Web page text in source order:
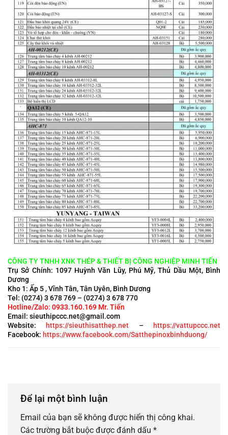
CÔNG TY TNHH XNK THÉP & THIẾT BỊ CÔNG NGHIỆP MINH TIẾN
Trụ Sở Chính: 1097 Huỳnh Văn Lũy, Phú Mỹ, Thủ Dầu Một, Bình
Dương
Kho 1: Ấp 5 , Vĩnh Tân, Tân Uyên, Bình Dương
Tel: (0274) 3 678 769 – (0274) 3 678 770
Hotline/Zalo: 0933.160.169 Mr. Tiến
Email: sieuthipccc.net@gmail.com
Website: https://sieuthisatthep.net –
https://vattupccc.net
Facebook: https://www.facebook.com/Satthepinoxbinhduong/
Để lại một bình luận
Email của bạn sẽ không được hiển thị công khai.
Các trường bắt buộc được đánh dấu *